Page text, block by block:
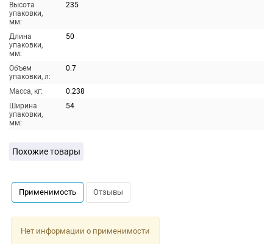
Высота
упаковки,
мм:
235
Длина
упаковки,
мм:
50
Объем
упаковки, л:
0.7
Масса, кг:
0.238
Ширина
упаковки,
мм:
54
Похожие товары
Применимость Отзывы
Нет информации о применимости